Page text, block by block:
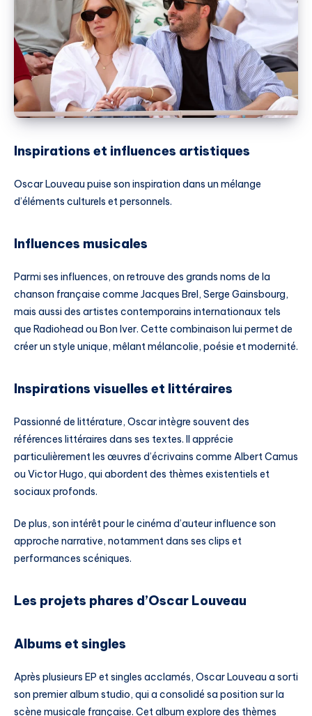
Inspirations et influences artistiques
Oscar Louveau puise son inspiration dans un mélange
d’éléments culturels et personnels.
Influences musicales
Parmi ses influences, on retrouve des grands noms de la
chanson française comme Jacques Brel, Serge Gainsbourg,
mais aussi des artistes contemporains internationaux tels
que Radiohead ou Bon Iver. Cette combinaison lui permet de
créer un style unique, mêlant mélancolie, poésie et modernité.
Inspirations visuelles et littéraires
Passionné de littérature, Oscar intègre souvent des
références littéraires dans ses textes. Il apprécie
particulièrement les œuvres d’écrivains comme Albert Camus
ou Victor Hugo, qui abordent des thèmes existentiels et
sociaux profonds.
De plus, son intérêt pour le cinéma d’auteur influence son
approche narrative, notamment dans ses clips et
performances scéniques.
Les projets phares d’Oscar Louveau
Albums et singles
Après plusieurs EP et singles acclamés, Oscar Louveau a sorti
son premier album studio, qui a consolidé sa position sur la
scène musicale française. Cet album explore des thèmes